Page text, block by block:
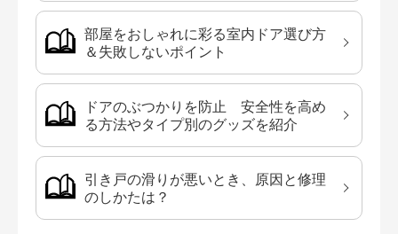
部屋をおしゃれに彩る室内ドア選び方
＆失敗しないポイント
ドアのぶつかりを防止 安全性を高め
る方法やタイプ別のグッズを紹介
引き戸の滑りが悪いとき、原因と修理
のしかたは？